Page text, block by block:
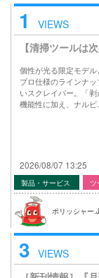
1
VIEWS
【清掃ツールは
個性が光る限定モデ
プロ仕様のラインナ
いスクレイパー。「
機能性に加え、ナルビ…
2026/08/07 13:25
製品・サービス ツ
ポリッシャー
3 VIEWS